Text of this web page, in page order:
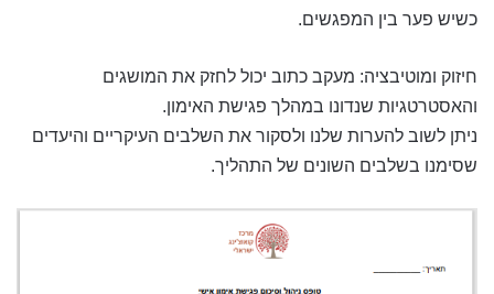
כשיש פער בין המפגשים.
חיזוק ומוטיבציה: מעקב כתוב יכול לחזק את המושגים
והאסטרטגיות שנדונו במהלך פגישת האימון.
ניתן לשוב להערות שלנו ולסקור את השלבים העיקריים והיעדים
שסימנו בשלבים השונים של התהליך.